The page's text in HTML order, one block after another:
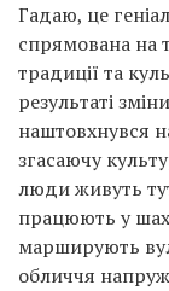
Гадаю, це
спрямована на
традиції та
результаті
наштовхнувся
згасаючу
люди живуть
працюють у
марширують
обличчя